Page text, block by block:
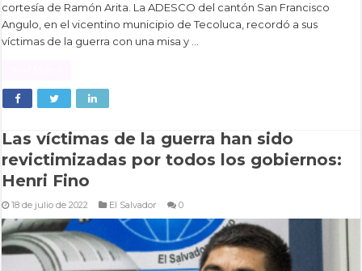
cortesía de Ramón Arita. La ADESCO del cantón San Francisco
Angulo, en el vicentino municipio de Tecoluca, recordó a sus
víctimas de la guerra con una misa y …
Las víctimas de la guerra han sido
revictimizadas por todos los gobiernos:
Henri Fino
18 de julio de 2022 El Salvador 0